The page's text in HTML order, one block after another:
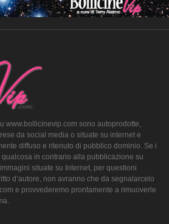
www.bollicinevip.com sono autoprodotte,
da social media o situate su internet e
diffuso e ritenuto di pubblico dominio. Se i
in contrario alla pubblicazione su
situate su Internet, per questioni
d’autore, non avranno che da segnalarcelo
e provvederemo prontamente a rimuoverle